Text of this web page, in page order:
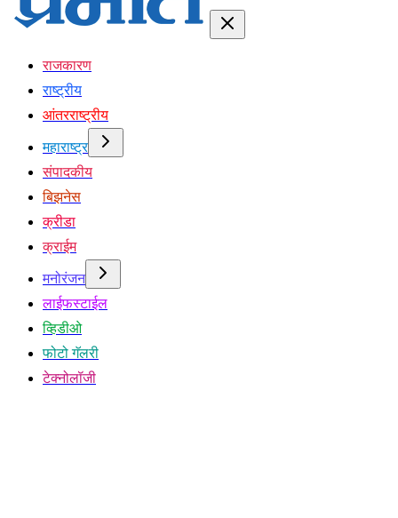
राजकारण
राष्ट्रीय
आंतरराष्ट्रीय
महाराष्ट्र
संपादकीय
बिझनेस
क्रीडा
क्राईम
मनोरंजन
लाईफस्टाईल
व्हिडीओ
फोटो गॅलरी
टेक्नोलॉजी